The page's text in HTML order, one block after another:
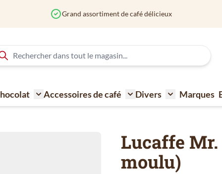
Commandé avant
à café Toggle submenu for Sucre - Lait - Biscuit -
Accessoires de café
Toggle submenu for
Divers
Toggle
Marques
Lucaffe
moulu)